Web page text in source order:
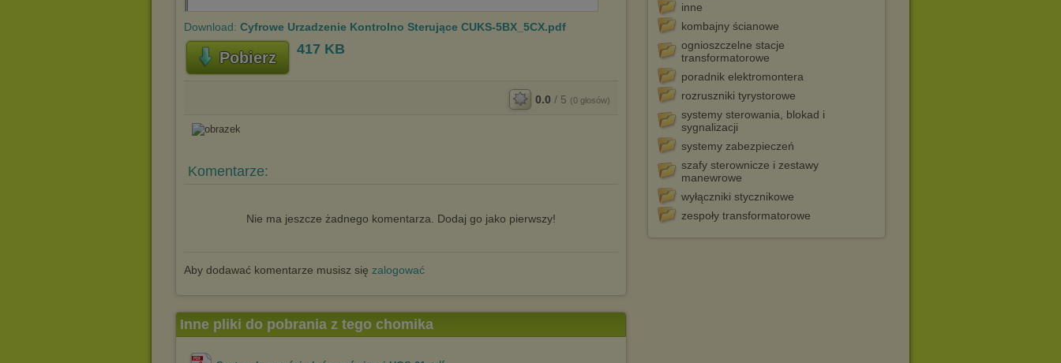
Download: Cyfrowe Urzadzenie Kontrolno Sterujące CUKS-5BX_5CX.pdf
Pobierz 417 KB
0.0 / 5 (0 głosów)
Komentarze:
Nie ma jeszcze żadnego komentarza. Dodaj go jako pierwszy!
Aby dodawać komentarze musisz się zalogować
inne
kombajny ścianowe
ognioszczelne stacje
transformatorowe
poradnik elektromontera
rozruszniki tyrystorowe
systemy sterowania, blokad i
sygnalizacji
systemy zabezpieczeń
szafy sterownicze i zestawy
manewrowe
wyłączniki stycznikowe
zespoły transformatorowe
Inne pliki do pobrania z tego chomika